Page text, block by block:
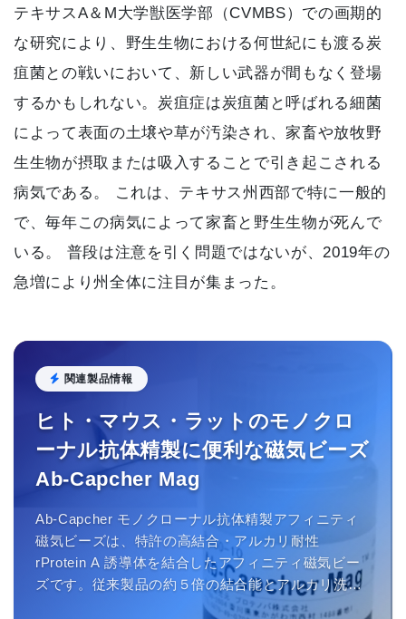
テキサスA＆M大学獣医学部（CVMBS）での画期的
な研究により、野生生物における何世紀にも渡る炭
疽菌との戦いにおいて、新しい武器が間もなく登場
するかもしれない。炭疽症は炭疽菌と呼ばれる細菌
によって表面の土壌や草が汚染され、家畜や放牧野
生生物が摂取または吸入することで引き起こされる
病気である。 これは、テキサス州西部で特に一般的
で、毎年この病気によって家畜と野生生物が死んで
いる。 普段は注意を引く問題ではないが、2019年の
急増により州全体に注目が集まった。
関連製品情報
ヒト・マウス・ラットのモノクロ
ーナル抗体精製に便利な磁気ビーズ
Ab-Capcher Mag
Ab-Capcher モノクローナル抗体精製アフィニティ
磁気ビーズは、特許の高結合・アルカリ耐性
rProtein A 誘導体を結合したアフィニティ磁気ビー
ズです。従来製品の約５倍の結合能とアルカリ洗浄
による再使用ができるため、従来のアフィニティ磁